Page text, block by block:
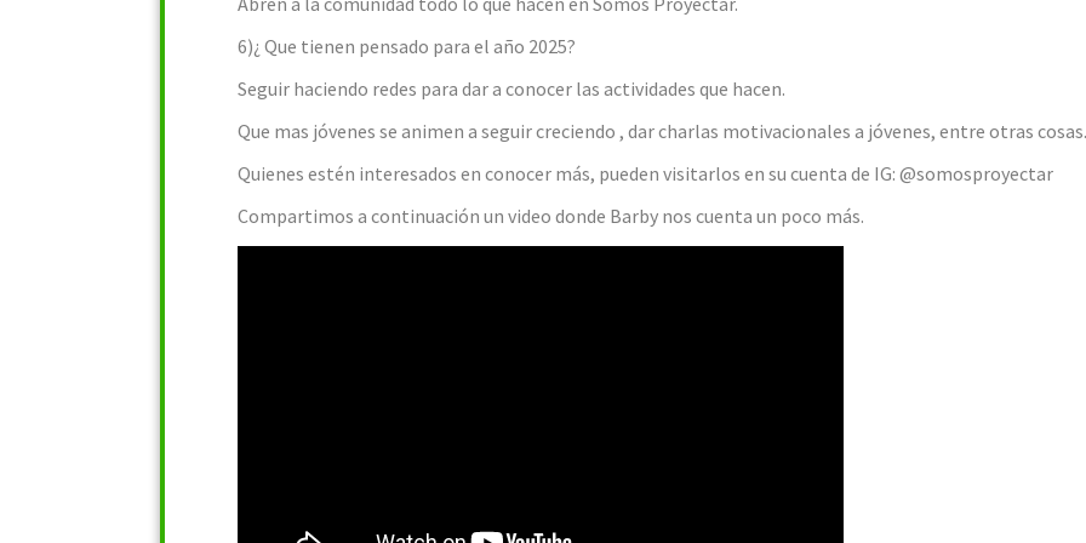
6)¿ Que tienen pensado para el año 2025?
Seguir haciendo redes para dar a conocer las actividades que hacen.
Que mas jóvenes se animen a seguir creciendo , dar charlas motivacionales a jóvenes, entre otras cosas.
Quienes estén interesados en conocer más, pueden visitarlos en su cuenta de IG: @somosproyectar
Compartimos a continuación un video donde Barby nos cuenta un poco más.